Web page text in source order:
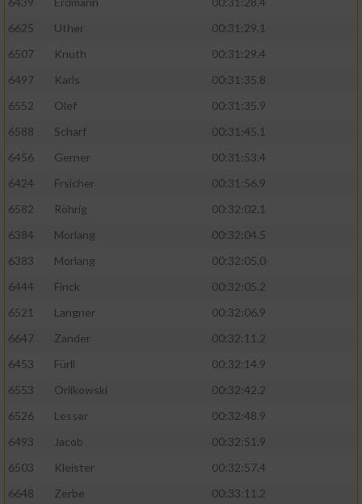
6625
Uther
00:31:29.1
6507
Knuth
00:31:29.4
6497
Karls
00:31:35.8
6552
Olef
00:31:35.9
6588
Scharf
00:31:45.1
6456
Gerner
00:31:53.4
6424
Frsicher
00:31:56.9
6582
Röhrig
00:32:02.1
6384
Morlang
00:32:04.5
6383
Morlang
00:32:05.0
6444
Finck
00:32:05.2
6521
Langner
00:32:06.9
6647
Zander
00:32:11.2
6453
Fürll
00:32:14.9
6553
Orlikowski
00:32:42.2
6526
Lesser
00:32:48.9
6493
Jacob
00:32:51.9
6503
Kleister
00:32:57.4
6648
Zerbe
00:33:11.2